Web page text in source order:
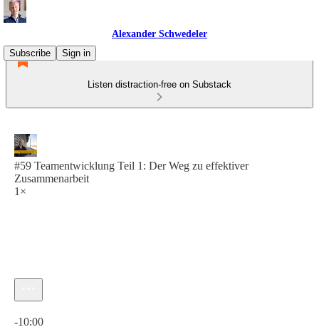
Alexander Schwedeler
Subscribe
Sign in
Listen distraction-free on Substack
#59 Teamentwicklung Teil 1: Der Weg zu effektiver
Zusammenarbeit
1×
-10:00